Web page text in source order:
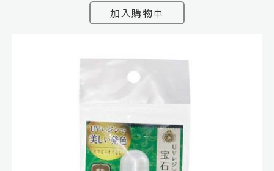
加入購物車